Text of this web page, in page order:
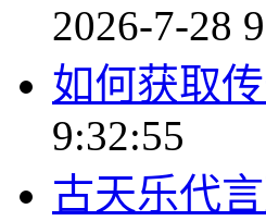
2026-7-28
如何获取
9:32:55
古天乐代